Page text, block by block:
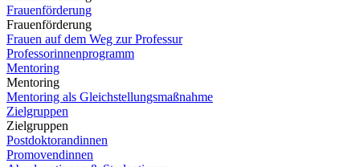
Frauenförderung
Frauenförderung
Frauen auf dem Weg zur Professur
Professorinnenprogramm
Mentoring
Mentoring
Mentoring als Gleichstellungsmaßnahme
Zielgruppen
Zielgruppen
Postdoktorandinnen
Promovendinnen